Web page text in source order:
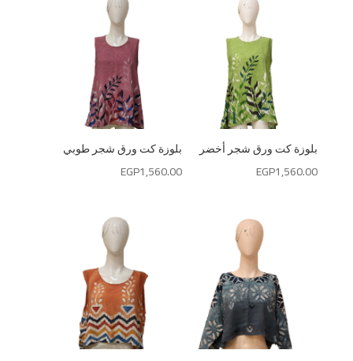
بلوزة كت ورق شجر طوبي
EGP1,560.00
بلوزة كت ورق شجر أخضر
EGP1,560.00